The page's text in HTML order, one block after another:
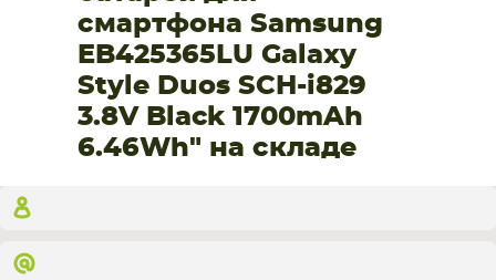
Пн-Вс:
9:00-21:00
смартфона Samsung
EB425365LU Galaxy
Style Duos SCH-i829
3.8V Black 1700mAh
6.46Wh" на складе